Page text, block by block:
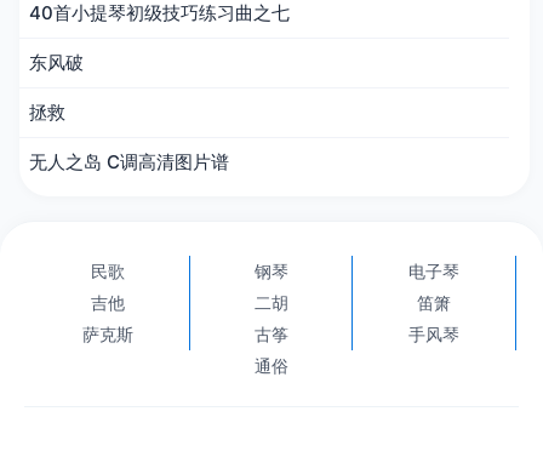
40首小提琴初级技巧练习曲之七
东风破
拯救
无人之岛 C调高清图片谱
民歌 钢琴
电子琴
吉他
二胡
笛箫
萨克斯
古筝
手风琴
通俗